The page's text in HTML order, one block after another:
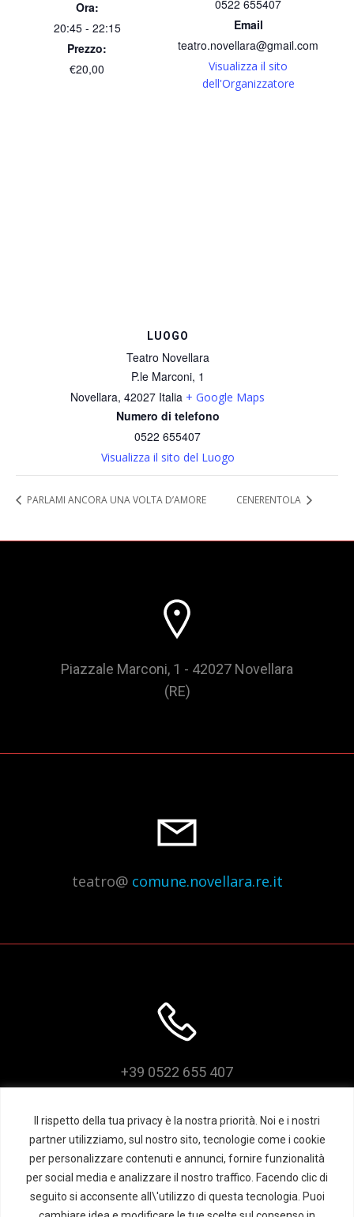
Il rispetto della tua privacy è la nostra priorità. Noi e i nostri
partner utilizziamo, sul nostro sito, tecnologie come i cookie
per personalizzare contenuti e annunci, fornire funzionalità
per social media e analizzare il nostro traffico. Facendo clic di
seguito si acconsente all\'utilizzo di questa tecnologia. Puoi
Ora:
20:45 - 22:15
Prezzo:
€20,00
0522 655407
Email
teatro.novellara@gmail.com
Visualizza il sito
dell'Organizzatore
LUOGO
Teatro Novellara
P.le Marconi, 1
Novellara, 42027 Italia + Google Maps
Numero di telefono
0522 655407
Visualizza il sito del Luogo
PARLAMI ANCORA UNA VOLTA D’AMORE CENERENTOLA
Piazzale Marconi, 1 - 42027 Novellara
(RE)
teatro@ comune.novellara.re.it
+39 0522 655 407